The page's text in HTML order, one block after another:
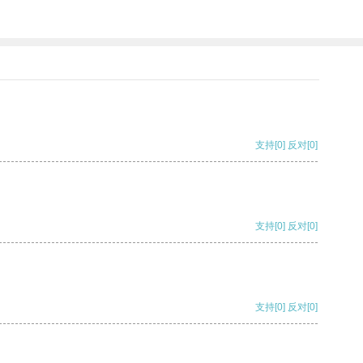
支持[0] 反对[0]
支持[0] 反对[0]
支持[0] 反对[0]